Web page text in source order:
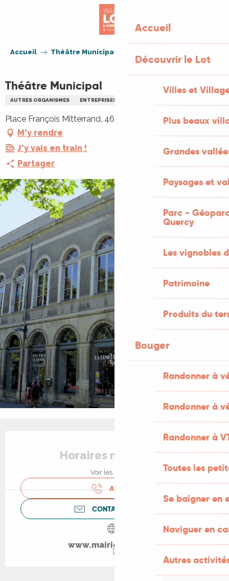
Accueil
Découvrir le Lot
Villes et
Plus beaux
Grandes
Paysages et
Parc -
Quercy
Les vignobles
Patrimoine
Produits du
Bouger
Randonner à
Randonner à
Randonner à
Toutes les
Se baigner en
Naviguer en
Autres
Accueil Théâtre Municipal
Théâtre Municipal
AUTRES ORGANISMES ENTREPRISES / PROFESSIONNELS / ARTISANS
Place François Mitterrand, 46000 Cahors
M'y rendre
J'y vais en train !
Partager
Ouverture et coordonnées
Horaires non définis
Voir les horaires
APPELER
CONTACTEZ-NOUS
www.mairie-cahors.fr